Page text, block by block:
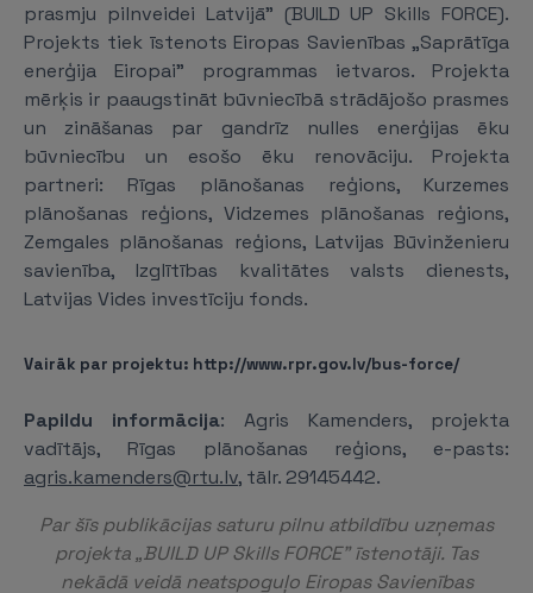
prasmju pilnveidei Latvijā” (BUILD UP Skills FORCE).
Projekts tiek īstenots Eiropas Savienības „Saprātīga
enerģija Eiropai” programmas ietvaros. Projekta
mērķis ir paaugstināt būvniecībā strādājošo prasmes
un zināšanas par gandrīz nulles enerģijas ēku
būvniecību un esošo ēku renovāciju. Projekta
partneri: Rīgas plānošanas reģions, Kurzemes
plānošanas reģions, Vidzemes plānošanas reģions,
Zemgales plānošanas reģions, Latvijas Būvinženieru
savienība, Izglītības kvalitātes valsts dienests,
Latvijas Vides investīciju fonds.
Vairāk par projektu: http://www.rpr.gov.lv/bus-force/
Papildu informācija: Agris Kamenders, projekta
vadītājs, Rīgas plānošanas reģions, e-pasts:
agris.kamenders@rtu.lv, tālr. 29145442.
Par šīs publikācijas saturu pilnu atbildību uzņemas
projekta „BUILD UP Skills FORCE” īstenotāji. Tas
nekādā veidā neatspoguļo Eiropas Savienības